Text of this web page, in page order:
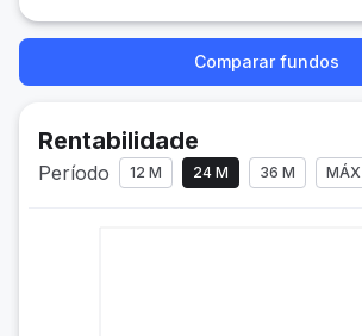
Comparar fundos
Rentabilidade
Período 12 M 24 M 36 M MÁX